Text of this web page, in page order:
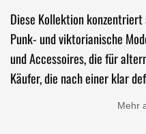
Diese Kollektion
Punk- und viktorianische
und Accessoires, die für
Käufer, die nach einer klar
Mehr